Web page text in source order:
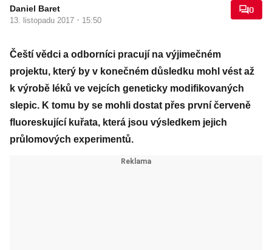
Daniel Baret
13. listopadu 2017 · 15:50
0
Čeští vědci a odborníci pracují na výjimečném
projektu, který by v konečném důsledku mohl vést až
k výrobě léků ve vejcích geneticky modifikovaných
slepic. K tomu by se mohli dostat přes první červeně
fluoreskující kuřata, která jsou výsledkem jejich
průlomových experimentů.